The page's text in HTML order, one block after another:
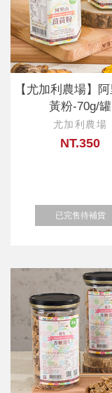
【尤加利農場】
黃粉-70g/罐
尤加利農場
NT.350
已完售待補貨